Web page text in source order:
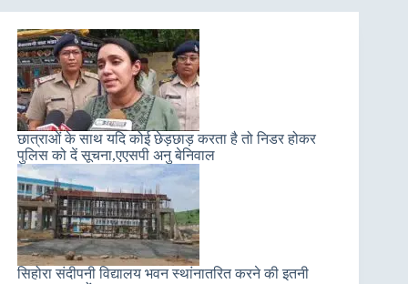
छात्राओं के साथ यदि कोई छेड़छाड़ करता है तो निडर होकर
पुलिस को दें सूचना,एएसपी अनु बेनिवाल
सिहोरा संदीपनी विद्यालय भवन स्थांनातरित करने की इतनी